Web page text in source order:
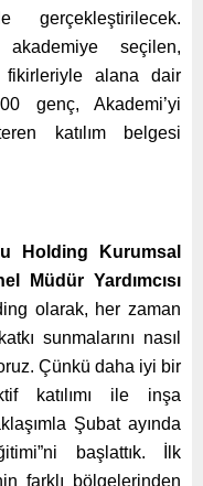
gerçekleştirilecek.
seçilen,
fikirleriyle alana dair
genç, Akademi’yi
katılım belgesi
Holding Kurumsal
Müdür Yardımcısı
olarak, her zaman
sunmalarını nasıl
Çünkü daha iyi bir
katılımı ile inşa
Şubat ayında
başlattık. İlk
farklı bölgelerinden